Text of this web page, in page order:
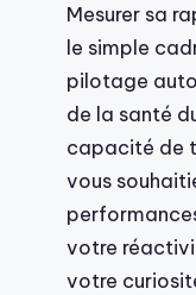
Mesurer sa
le simple
pilotage
de la santé
capacité de
vous
votre
votre